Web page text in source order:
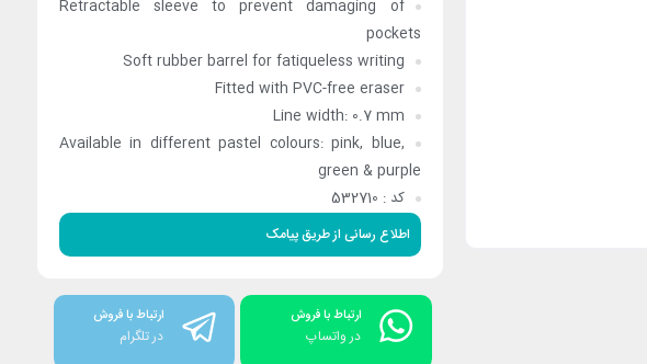
Retractable sleeve to prevent damaging of
pockets
Soft rubber barrel for fatiqueless writing
Fitted with PVC-free eraser
Line width: 0.7 mm
Available in different pastel colours: pink, blue,
green & purple
کد : 532710
اطلاع رسانی از طریق پیامک
ارتباط با فروش
در واتساپ
ارتباط با فروش
در تلگرام